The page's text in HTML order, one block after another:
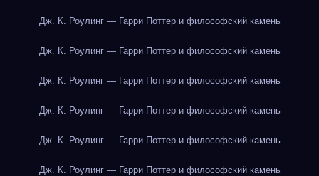
Дж. К. Роулинг — Гарри Поттер и философский камень
Дж. К. Роулинг — Гарри Поттер и философский камень
Дж. К. Роулинг — Гарри Поттер и философский камень
Дж. К. Роулинг — Гарри Поттер и философский камень
Дж. К. Роулинг — Гарри Поттер и философский камень
Дж. К. Роулинг — Гарри Поттер и философский камень